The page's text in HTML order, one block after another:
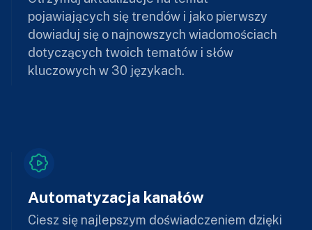
pojawiających się trendów i jako pierwszy
dowiaduj się o najnowszych wiadomościach
dotyczących twoich tematów i słów
kluczowych w 30 językach.
Automatyzacja kanałów
Ciesz się najlepszym doświadczeniem dzięki